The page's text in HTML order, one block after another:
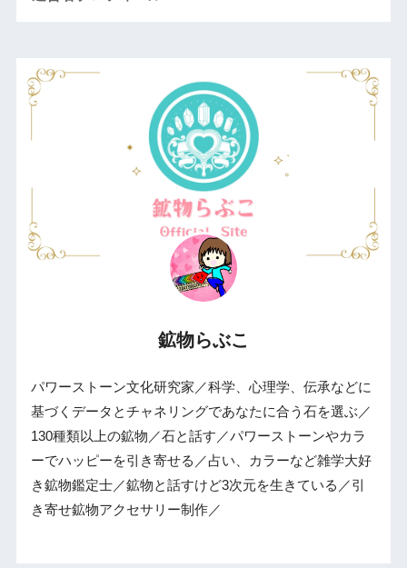
鉱物らぶこ
パワーストーン文化研究家／科学、心理学、伝承などに
基づくデータとチャネリングであなたに合う石を選ぶ／
130種類以上の鉱物／石と話す／パワーストーンやカラ
ーでハッピーを引き寄せる／占い、カラーなど雑学大好
き鉱物鑑定士／鉱物と話すけど3次元を生きている／引
き寄せ鉱物アクセサリー制作／